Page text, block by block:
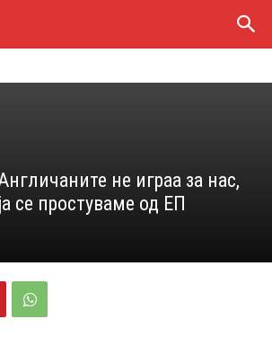
не играа за нас,
се простуваме од ЕП